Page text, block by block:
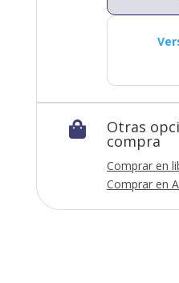
 Otras
compra
Comprar en
Comprar en